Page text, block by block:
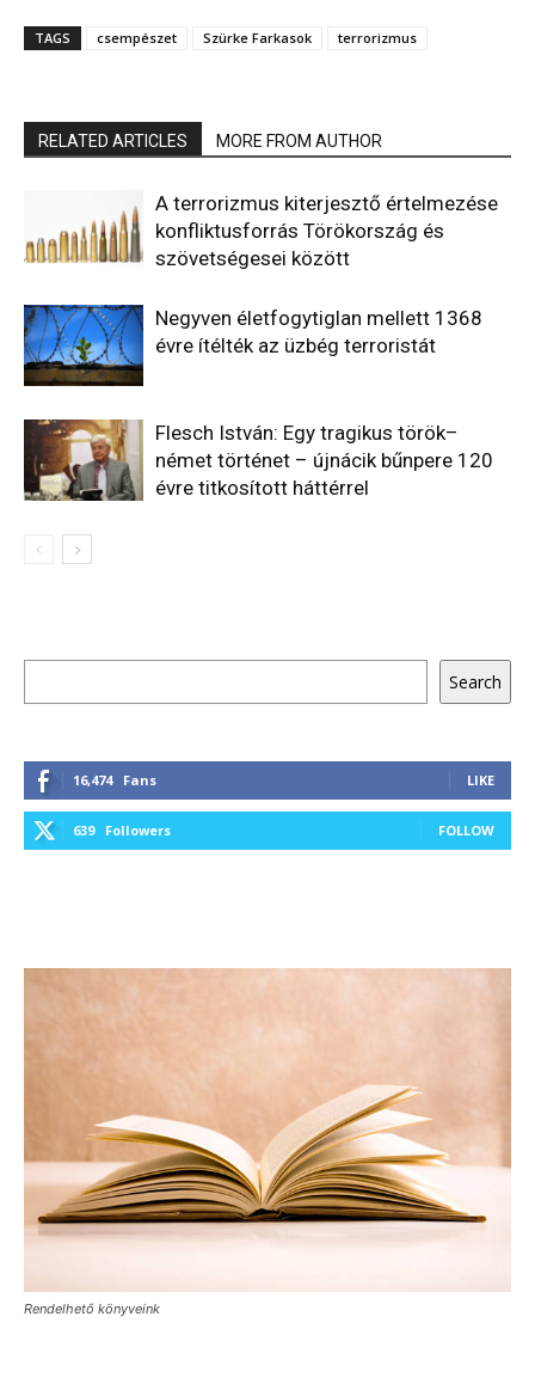
TAGS csempészet Szürke Farkasok terrorizmus
RELATED ARTICLES MORE FROM AUTHOR
A terrorizmus kiterjesztő értelmezése
konfliktusforrás Törökország és
szövetségesei között
Negyven életfogytiglan mellett 1368
évre ítélték az üzbég terroristát
Flesch István: Egy tragikus török–
német történet – újnácik bűnpere 120
évre titkosított háttérrel
Search
16,474 Fans LIKE
639 Followers FOLLOW
Rendelhető könyveink